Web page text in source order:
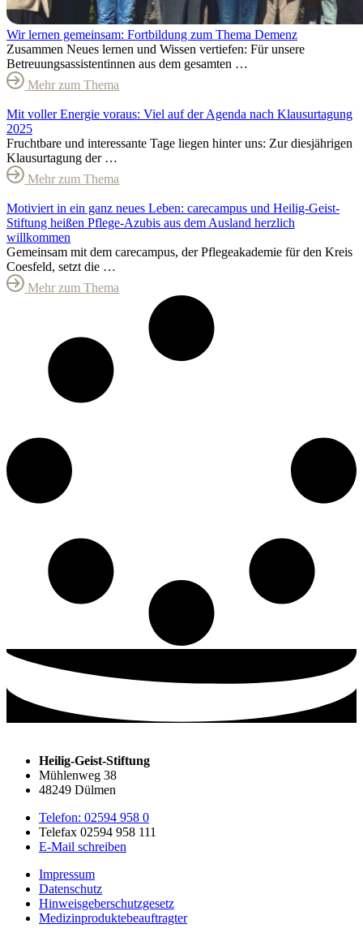
Wir lernen gemeinsam: Fortbildung zum Thema Demenz
Zusammen Neues lernen und Wissen vertiefen: Für unsere
Betreuungsassistentinnen aus dem gesamten …
Mehr zum Thema
Mit voller Energie voraus: Viel auf der Agenda nach Klausurtagung
2025
Fruchtbare und interessante Tage liegen hinter uns: Zur diesjährigen
Klausurtagung der …
Mehr zum Thema
Motiviert in ein ganz neues Leben: carecampus und Heilig-Geist-
Stiftung heißen Pflege-Azubis aus dem Ausland herzlich
willkommen
Gemeinsam mit dem carecampus, der Pflegeakademie für den Kreis
Coesfeld, setzt die …
Mehr zum Thema
Heilig-Geist-Stiftung
Mühlenweg 38
48249 Dülmen
Telefon: 02594 958 0
Telefax 02594 958 111
E-Mail schreiben
Impressum
Datenschutz
Hinweisgeberschutzgesetz
Medizin­produkte­beauftragter